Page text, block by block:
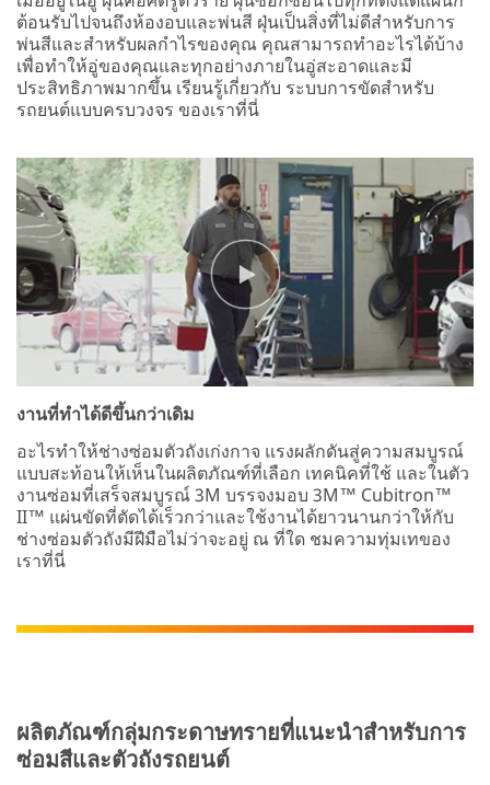
ต้อนรับไปจนถึงห้องอบและพ่นสี ฝุ่นเป็นสิ่งที่ไม่ดีสำหรับการ
พ่นสีและสำหรับผลกำไรของคุณ คุณสามารถทำอะไรได้บ้าง
เพื่อทำให้อู่ของคุณและทุกอย่างภายในอู่สะอาดและมี
ประสิทธิภาพมากขึ้น เรียนรู้เกี่ยวกับ ระบบการขัดสำหรับ
รถยนต์แบบครบวงจร ของเราที่นี่
งานที่ทำได้ดีขึ้นกว่าเดิม
อะไรทำให้ช่างซ่อมตัวถังเก่งกาจ แรงผลักดันสู่ความสมบูรณ์
แบบสะท้อนให้เห็นในผลิตภัณฑ์ที่เลือก เทคนิคที่ใช้ และในตัว
งานซ่อมที่เสร็จสมบูรณ์ 3M บรรจงมอบ 3M™ Cubitron™
II™ แผ่นขัดที่ตัดได้เร็วกว่าและใช้งานได้ยาวนานกว่าให้กับ
ช่างซ่อมตัวถังมีฝีมือไม่ว่าจะอยู่ ณ ที่ใด ชมความทุ่มเทของ
เราที่นี่
ผลิตภัณฑ์กลุ่มกระดาษทรายที่แนะนำสำหรับการ
ซ่อมสีและตัวถังรถยนต์